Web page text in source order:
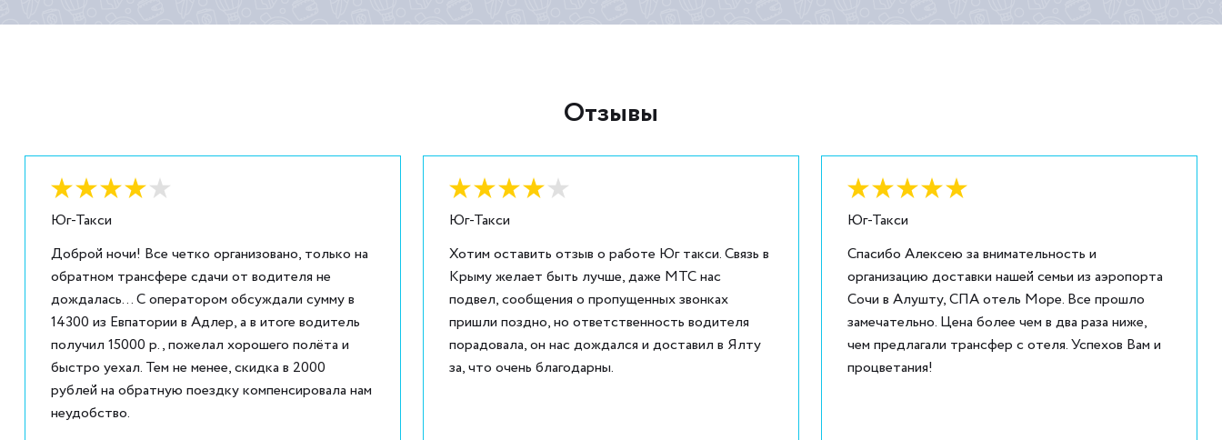
Отзывы
Юг-Такси
Доброй ночи! Все четко организовано, только на
обратном трансфере сдачи от водителя не
дождалась... С оператором обсуждали сумму в
14300 из Евпатории в Адлер, а в итоге водитель
получил 15000 р., пожелал хорошего полёта и
быстро уехал. Тем не менее, скидка в 2000
рублей на обратную поездку компенсировала нам
неудобство.
Юг-Такси
Хотим оставить отзыв о работе Юг такси. Связь в
Крыму желает быть лучше, даже МТС нас
подвел, сообщения о пропущенных звонках
пришли поздно, но ответственность водителя
порадовала, он нас дождался и доставил в Ялту
за, что очень благодарны.
Юг-Такси
Спасибо Алексею за внимательность и
организацию доставки нашей семьи из аэропорта
Сочи в Алушту, СПА отель Море. Все прошло
замечательно. Цена более чем в два раза ниже,
чем предлагали трансфер с отеля. Успехов Вам и
процветания!